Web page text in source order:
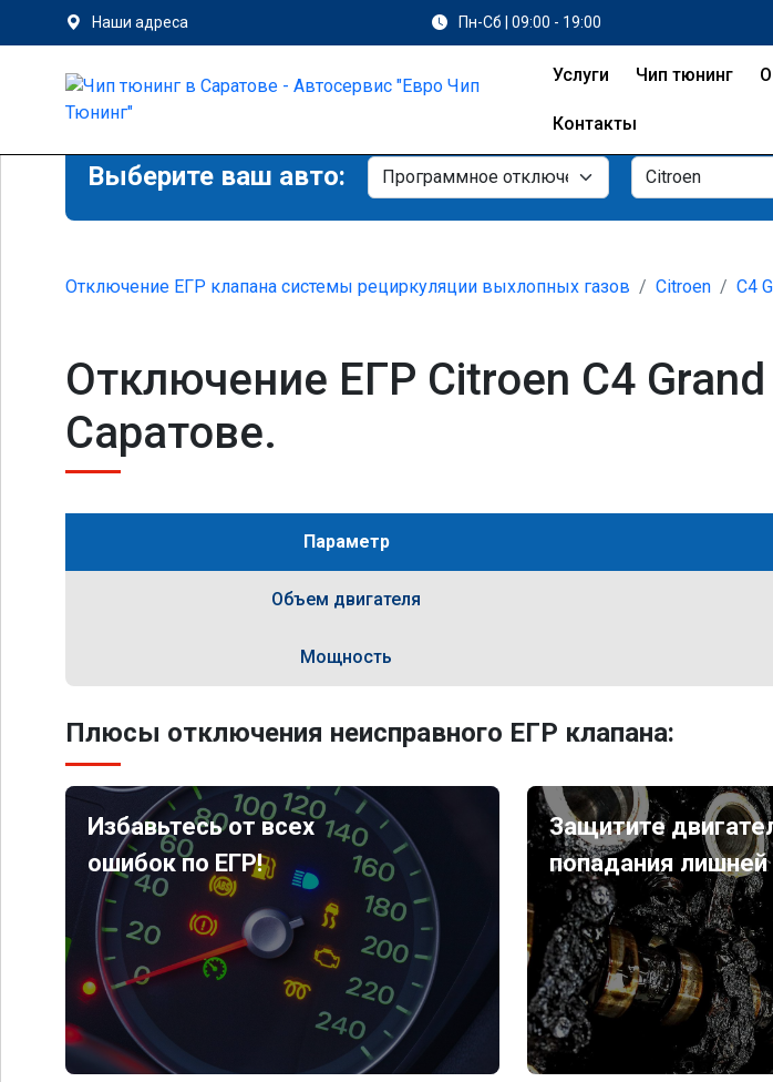
Наши адреса Пн-Сб | 09:00 - 19:00
Услуги Чип тюнинг
Контакты
Выберите ваш авто:
Отключение ЕГР клапана системы рециркуляции выхлопных газов Citroen C4
Отключение ЕГР Citroen C4
Саратове.
Параметр
Объем двигателя
Мощность
Плюсы отключения неисправного ЕГР клапана:
Избавьтесь от всех
ошибок по ЕГР!
Защитите
попадания